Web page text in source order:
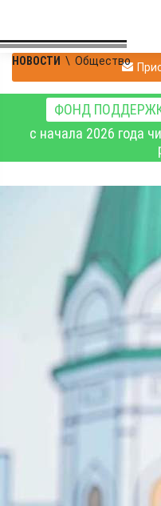
НОВОСТИ \ Общество
ФОНД
с начала 2026 года
В
бронзовый
Суслин
07.07.2026 20:22